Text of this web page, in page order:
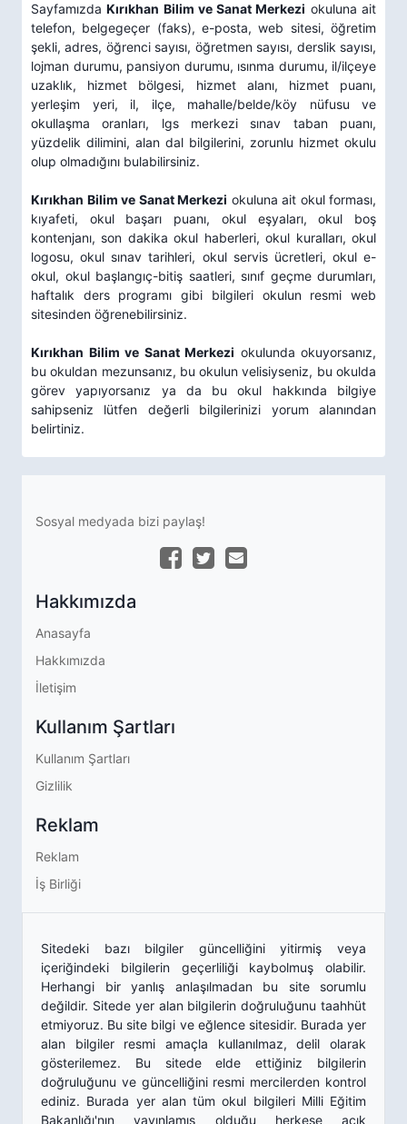
SayfamızdaKırıkhan Bilim ve Sanat Merkezi okuluna ait
telefon, belgegeçer (faks), e-posta, web sitesi, öğretim
şekli, adres, öğrenci sayısı, öğretmen sayısı, derslik sayısı,
lojman durumu, pansiyon durumu, ısınma durumu, il/ilçeye
uzaklık, hizmet bölgesi, hizmet alanı, hizmet puanı,
yerleşim yeri, il, ilçe, mahalle/belde/köy nüfusu ve
okullaşma oranları, lgs merkezi sınav taban puanı,
yüzdelik dilimini, alan dal bilgilerini, zorunlu hizmet okulu
olup olmadığını bulabilirsiniz.
Kırıkhan Bilim ve Sanat Merkezi okuluna ait okul forması,
kıyafeti, okul başarı puanı, okul eşyaları, okul boş
kontenjanı, son dakika okul haberleri, okul kuralları, okul
logosu, okul sınav tarihleri, okul servis ücretleri, okul e-
okul, okul başlangıç-bitiş saatleri, sınıf geçme durumları,
haftalık ders programı gibi bilgileri okulun resmi web
sitesinden öğrenebilirsiniz.
Kırıkhan Bilim ve Sanat Merkezi okulunda okuyorsanız,
bu okuldan mezunsanız, bu okulun velisiyseniz, bu okulda
görev yapıyorsanız ya da bu okul hakkında bilgiye
sahipseniz lütfen değerli bilgilerinizi yorum alanından
belirtiniz.
Sosyal medyada bizi paylaş!
Hakkımızda
Anasayfa
Hakkımızda
İletişim
Kullanım Şartları
Kullanım Şartları
Gizlilik
Reklam
Reklam
İş Birliği
Sitedeki bazı bilgiler güncelliğini yitirmiş veya
içeriğindeki bilgilerin geçerliliği kaybolmuş olabilir.
Herhangi bir yanlış anlaşılmadan bu site sorumlu
değildir. Sitede yer alan bilgilerin doğruluğunu taahhüt
etmiyoruz. Bu site bilgi ve eğlence sitesidir. Burada yer
alan bilgiler resmi amaçla kullanılmaz, delil olarak
gösterilemez. Bu sitede elde ettiğiniz bilgilerin
doğruluğunu ve güncelliğini resmi mercilerden kontrol
ediniz. Burada yer alan tüm okul bilgileri Milli Eğitim
Bakanlığı'nın yayınlamış olduğu herkese açık